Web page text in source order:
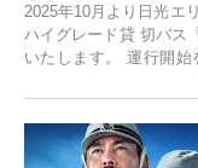
2025年10月より日光エ
ハイグレード貸 切バス
いたします。 運行開
2025年9月12日(金)より